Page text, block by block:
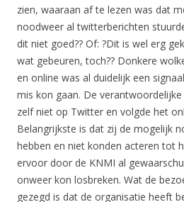
zien, waaraan af te lezen was dat
noodweer al twitterberichten
dit niet goed?? Of: ?Dit is wel erg
wat gebeuren, toch?? Donkere
en online was al duidelijk een
mis kon gaan. De
zelf niet op Twitter en volgde het
Belangrijkste is dat zij de mogelijk
hebben en niet konden acteren tot
ervoor door de KNMI al
onweer kon losbreken. Wat de
gezegd is dat de organisatie heeft